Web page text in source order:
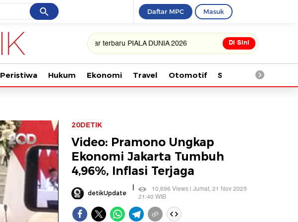
Cancel Daftar MPC Masuk
Tonton kabar terbaru PIALA DUNIA 2026 Di Sini
Peristiwa Hukum Ekonomi Travel Otomotif Saintek
20DETIK
Video: Pramono Ungkap
Ekonomi Jakarta Tumbuh
4,96%, Inflasi Terjaga
detikUpdate |
10,696 Views | Jumat, 21 Nov 2025
21:40 WIB